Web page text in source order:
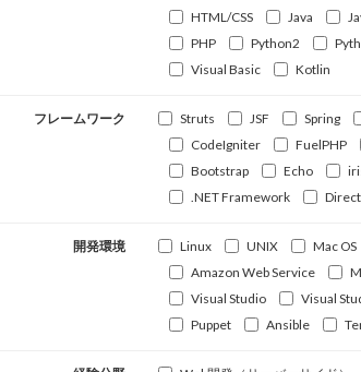
HTML/CSS
Java
PHP
Python2
Visual Basic
Kotlin
フレームワーク Struts JSF Spring
CodeIgniter
FuelPHP
Bootstrap
Echo
.NET Framework
開発環境 Linux UNIX Mac OS
Amazon Web Service
Visual Studio
Visual
Puppet
Ansible